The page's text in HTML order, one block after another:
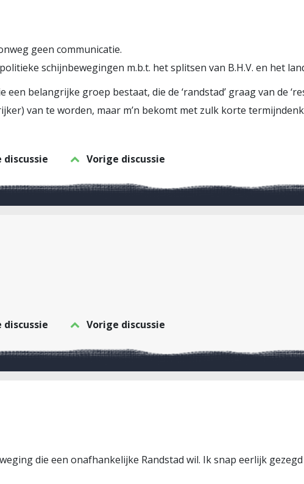
geen communicatie.
schijnbewegingen m.b.t. het splitsen van B.H.V. en het
een belangrijke groep bestaat, die de ‘randstad’ graag van de
van te worden, maar m’n bekomt met zulk korte
discussie Vorige discussie
discussie Vorige discussie
die een onafhankelijke Randstad wil. Ik snap eerlijk